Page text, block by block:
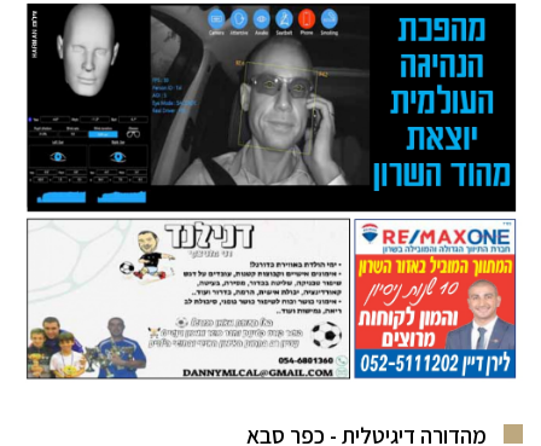
מהדורה דיגיטלית - כפר סבא